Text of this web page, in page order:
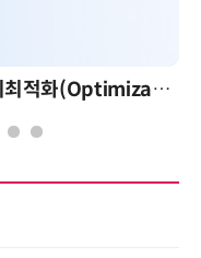
AI 시대의 의사결정을 바꾸는 수리최적화(Optimization): 실제 산업 적용 사례와 활용 전략